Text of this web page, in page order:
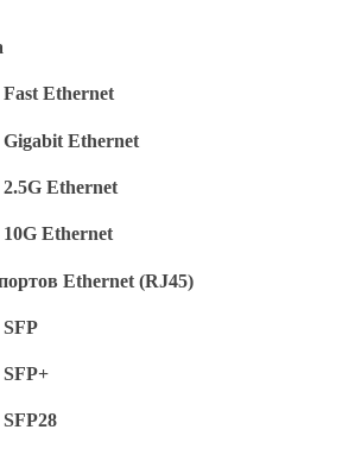
Ethernet
Gigabit Ethernet
Ethernet
Ethernet
Ethernet (RJ45)